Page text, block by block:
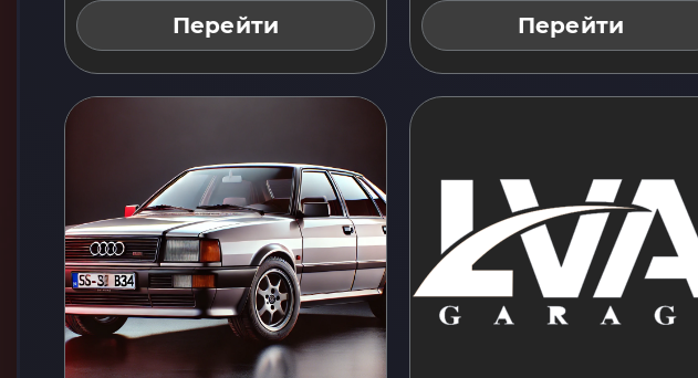
Перейти Перейти